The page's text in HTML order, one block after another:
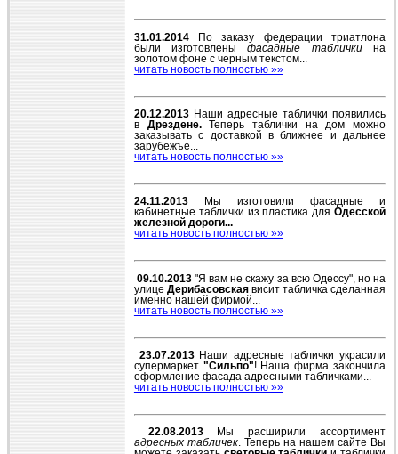
31.01.2014 По заказу федерации триатлона
были изготовленыфасадные табличкина
золотом фоне с черным текстом...
читать новость полностью »»
20.12.2013 Наши адресные таблички появились
в Дрездене.Теперь таблички на дом можно
заказывать с доставкой в ближнее и дальнее
зарубежъе...
читать новость полностью »»
24.11.2013
Мы изготовили фасадные и
кабинетные таблички из пластика для Одесской
железной дороги...
читать новость полностью »»
09.10.2013"Я вам не скажу за всю Одессу", но на
улице Дерибасовскаявисит табличка сделанная
именно нашей фирмой...
читать новость полностью »»
23.07.2013 Наши адресные таблички украсили
супермаркет "Сильпо"! Наша фирма закончила
оформление фасада адресными табличками...
читать новость полностью »»
22.08.2013
Мы расширили ассортимент
адресных табличек. Теперь на нашем сайте Вы